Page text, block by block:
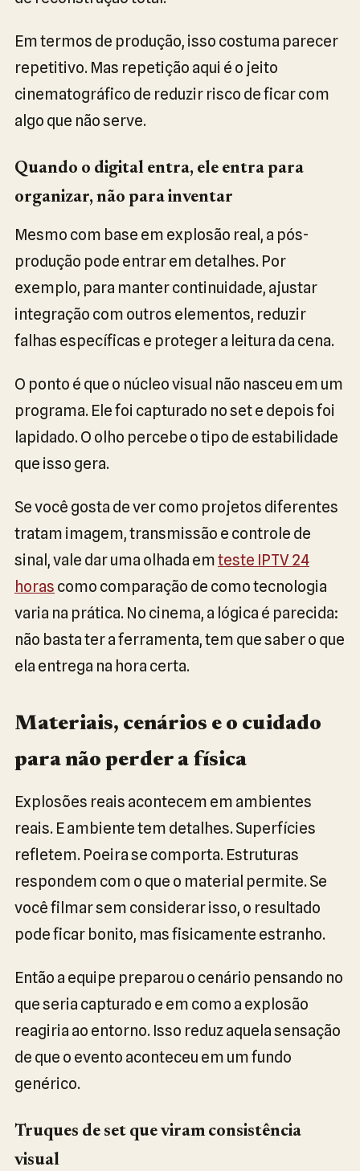
Em termos de produção, isso costuma parecer
repetitivo. Mas repetição aqui é o jeito
cinematográfico de reduzir risco de ficar com
algo que não serve.
Quando o digital entra, ele entra para
organizar, não para inventar
Mesmo com base em explosão real, a pós-
produção pode entrar em detalhes. Por
exemplo, para manter continuidade, ajustar
integração com outros elementos, reduzir
falhas específicas e proteger a leitura da cena.
O ponto é que o núcleo visual não nasceu em um
programa. Ele foi capturado no set e depois foi
lapidado. O olho percebe o tipo de estabilidade
que isso gera.
Se você gosta de ver como projetos diferentes
tratam imagem, transmissão e controle de
sinal, vale dar uma olhada emteste IPTV 24
horas como comparação de como tecnologia
varia na prática. No cinema, a lógica é parecida:
não basta ter a ferramenta, tem que saber o que
ela entrega na hora certa.
Materiais, cenários e o cuidado
para não perder a física
Explosões reais acontecem em ambientes
reais. E ambiente tem detalhes. Superfícies
refletem. Poeira se comporta. Estruturas
respondem com o que o material permite. Se
você filmar sem considerar isso, o resultado
pode ficar bonito, mas fisicamente estranho.
Então a equipe preparou o cenário pensando no
que seria capturado e em como a explosão
reagiria ao entorno. Isso reduz aquela sensação
de que o evento aconteceu em um fundo
genérico.
Truques de set que viram consistência
visual